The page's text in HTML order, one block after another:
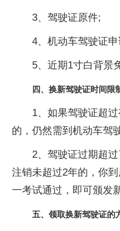
3、驾驶证原件;
4、机动车驾驶证
5、近期1寸白背景
四、换新驾驶证时间限
1、如果驾驶证超
的，仍然需到机动车驾
2、驾驶证过期超
注销未超过2年的，你
一考试通过，即可颁发
五、领取换新驾驶证的